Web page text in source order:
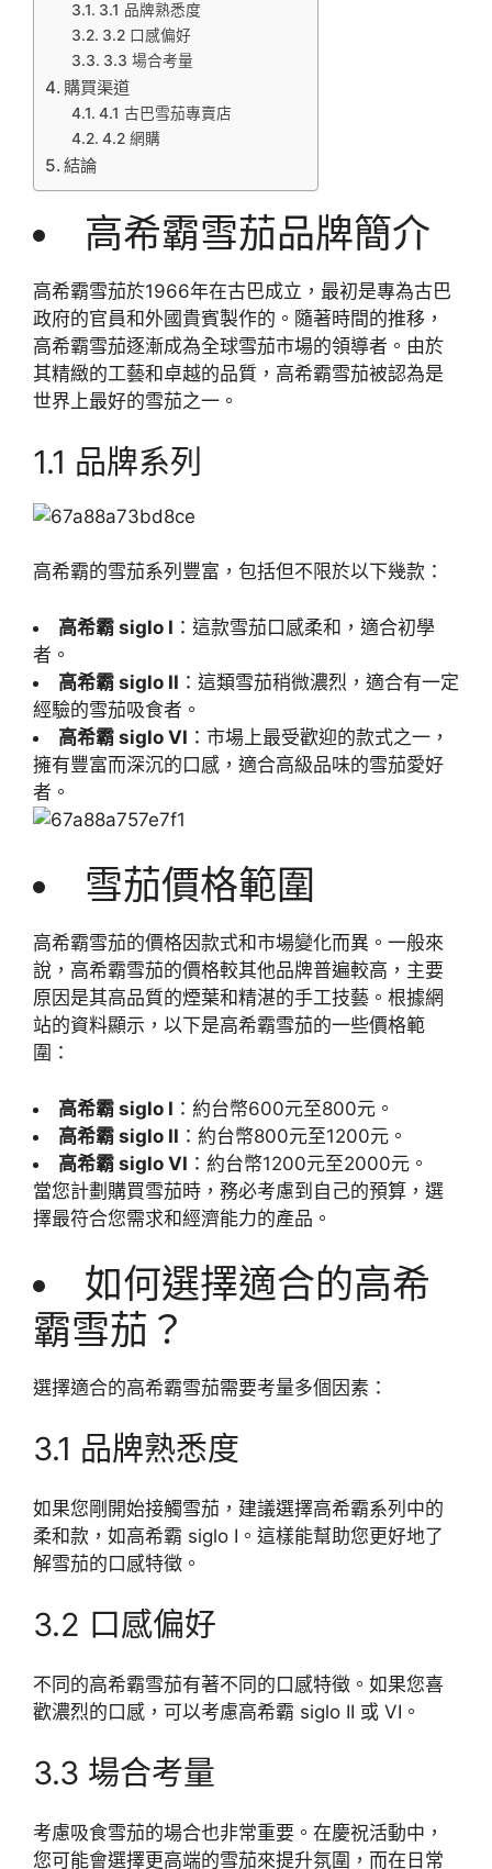
3.1 品牌熟悉度
3.2 口感偏好
3.3 場合考量
購買渠道
4.1 古巴雪茄專賣店
4.2 網購
結論
高希霸雪茄品牌簡介
高希霸雪茄於1966年在古巴成立，最初是專為古巴
政府的官員和外國貴賓製作的。隨著時間的推移，
高希霸雪茄逐漸成為全球雪茄市場的領導者。由於
其精緻的工藝和卓越的品質，高希霸雪茄被認為是
世界上最好的雪茄之一。
1.1 品牌系列
高希霸的雪茄系列豐富，包括但不限於以下幾款：
高希霸 siglo I ：這款雪茄口感柔和，適合初學
者。
高希霸 siglo II ：這類雪茄稍微濃烈，適合有一定
經驗的雪茄吸食者。
高希霸 siglo VI ：市場上最受歡迎的款式之一，
擁有豐富而深沉的口感，適合高級品味的雪茄愛好
者。
雪茄價格範圍
高希霸雪茄的價格因款式和市場變化而異。一般來
說，高希霸雪茄的價格較其他品牌普遍較高，主要
原因是其高品質的煙葉和精湛的手工技藝。根據網
站的資料顯示，以下是高希霸雪茄的一些價格範
圍：
高希霸 siglo I ：約台幣600元至800元。
高希霸 siglo II ：約台幣800元至1200元。
高希霸 siglo VI ：約台幣1200元至2000元。
當您計劃購買雪茄時，務必考慮到自己的預算，選
擇最符合您需求和經濟能力的產品。
如何選擇適合的高希
霸雪茄？
選擇適合的高希霸雪茄需要考量多個因素：
3.1 品牌熟悉度
如果您剛開始接觸雪茄，建議選擇高希霸系列中的
柔和款，如高希霸 siglo I。這樣能幫助您更好地了
解雪茄的口感特徵。
3.2 口感偏好
不同的高希霸雪茄有著不同的口感特徵。如果您喜
歡濃烈的口感，可以考慮高希霸 siglo II 或 VI。
3.3 場合考量
考慮吸食雪茄的場合也非常重要。在慶祝活動中，
您可能會選擇更高端的雪茄來提升氛圍，而在日常